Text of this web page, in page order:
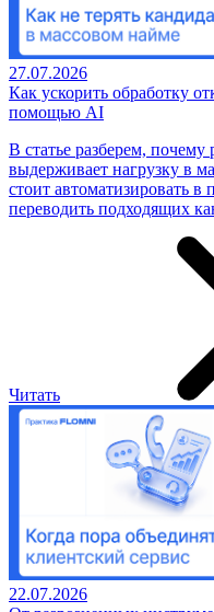
27.07.2026
Как ускорить обработку
помощью AI
В статье разберем, почему
выдерживает нагрузку в
стоит автоматизировать в
переводить подходящих
Читать
22.07.2026